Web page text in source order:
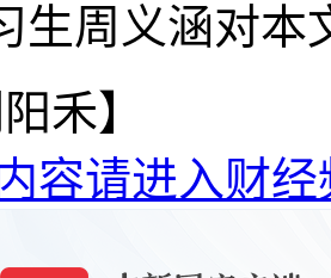
生周义涵对本
禾】
容请进入财经